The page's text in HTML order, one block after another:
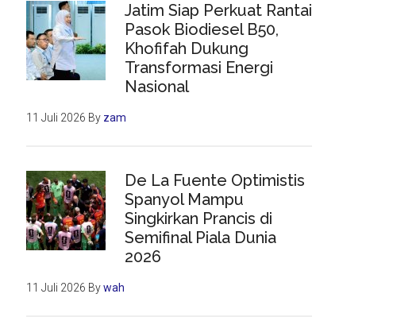
Jatim Siap Perkuat Rantai
Pasok Biodiesel B50,
Khofifah Dukung
Transformasi Energi
Nasional
11 Juli 2026 By zam
De La Fuente Optimistis
Spanyol Mampu
Singkirkan Prancis di
Semifinal Piala Dunia
2026
11 Juli 2026 Bywah